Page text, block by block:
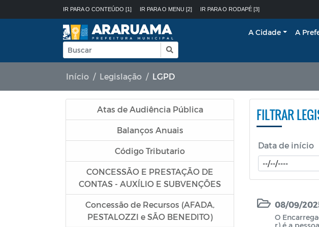
IR PARA O CONTEÚDO [1] IR PARA O MENU [2] IR PARA O RODAPÉ [3]
A Cidade A
Início Legislação LGPD
Atas de Audiência Pública
Balanços Anuais
Código Tributario
CONCESSÃO E PRESTAÇÃO DE
CONTAS - AUXÍLIO E SUBVENÇÕES
Concessão de Recursos (AFADA,
PESTALOZZI e SÃO BENEDITO)
FILTRAR
Data de início
08/09/
O
r) é a